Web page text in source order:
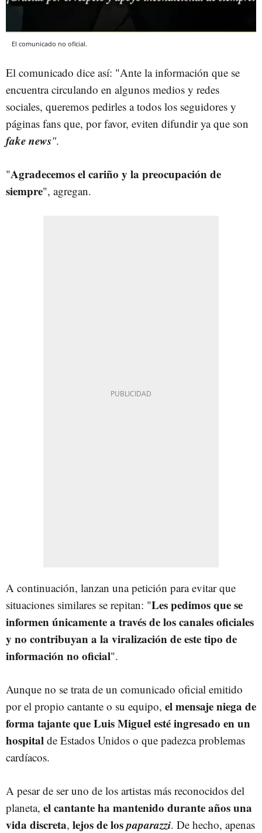
El comunicado no oficial.
El comunicado dice así: "Ante la información que se
encuentra circulando en algunos medios y redes
sociales, queremos pedirles a todos los seguidores y
páginas fans que, por favor, eviten difundir ya que son
fake news".
"Agradecemos el cariño y la preocupación de
siempre", agregan.
A continuación, lanzan una petición para evitar que
situaciones similares se repitan: "Les pedimos que se
informen únicamente a través de los canales oficiales
y no contribuyan a la viralización de este tipo de
información no oficial".
Aunque no se trata de un comunicado oficial emitido
por el propio cantante o su equipo, el mensaje niega de
forma tajante que Luis Miguel esté ingresado en un
hospital de Estados Unidos o que padezca problemas
cardíacos.
A pesar de ser uno de los artistas más reconocidos del
planeta, el cantante ha mantenido durante años una
vida discreta, lejos de lospaparazzi. De hecho, apenas